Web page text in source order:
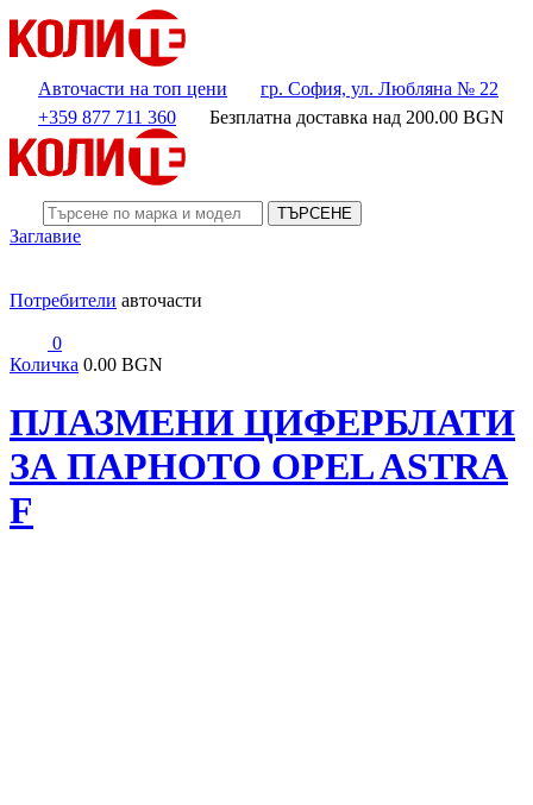
Авточасти на топ цени
гр. София, ул. Любляна № 22
+359 877 711 360
Безплатна доставка над 200.00 BGN
ТЪРСЕНЕ
Заглавие
Потребители авточасти
0
Количка 0.00 BGN
ПЛАЗМЕНИ ЦИФЕРБЛАТИ
ЗА ПАРНОТО OPEL ASTRA
F